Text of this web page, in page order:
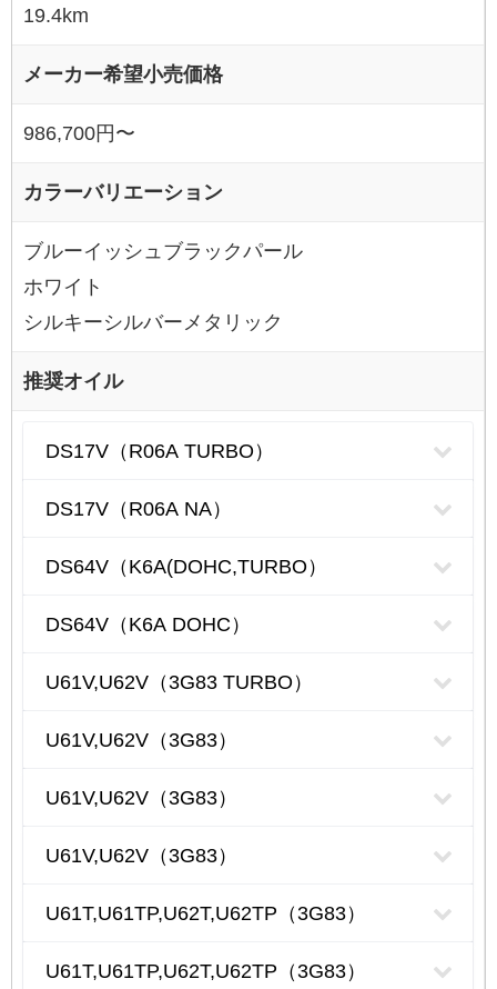
19.4km
メーカー希望小売価格
986,700円〜
カラーバリエーション
ブルーイッシュブラックパール
ホワイト
シルキーシルバーメタリック
推奨オイル
DS17V（R06A TURBO）
DS17V（R06A NA）
DS64V（K6A(DOHC,TURBO）
DS64V（K6A DOHC）
U61V,U62V（3G83 TURBO）
U61V,U62V（3G83）
U61V,U62V（3G83）
U61V,U62V（3G83）
U61T,U61TP,U62T,U62TP（3G83）
U61T,U61TP,U62T,U62TP（3G83）